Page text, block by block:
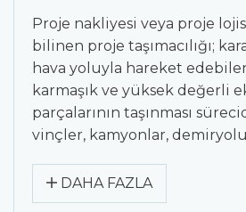
Proje nakliyesi veya proje
bilinen proje taşımacılığı;
hava yoluyla hareket
karmaşık ve yüksek değerli
parçalarının taşınması
vinçler, kamyonlar,
DAHA FAZLA